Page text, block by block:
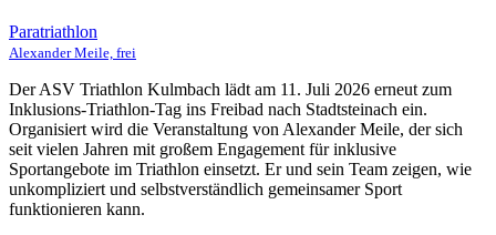
Paratriathlon
Alexander Meile, frei
Der ASV Triathlon Kulmbach lädt am 11. Juli 2026 erneut zum
Inklusions-Triathlon-Tag ins Freibad nach Stadtsteinach ein.
Organisiert wird die Veranstaltung von Alexander Meile, der sich
seit vielen Jahren mit großem Engagement für inklusive
Sportangebote im Triathlon einsetzt. Er und sein Team zeigen, wie
unkompliziert und selbstverständlich gemeinsamer Sport
funktionieren kann.